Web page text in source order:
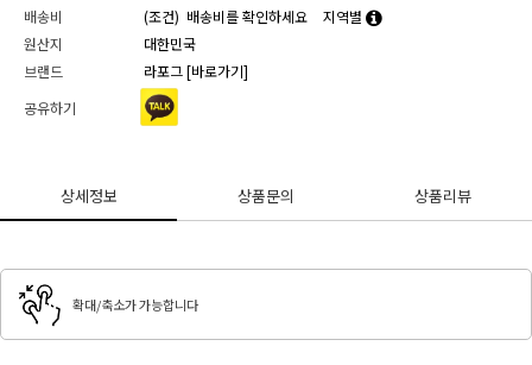
배송비
(조건) 배송비를 확인하세요
지역별
원산지
대한민국
브랜드
라포그[바로가기]
공유하기
상세정보 상품문의 상품리뷰
확대/축소가 가능합니다